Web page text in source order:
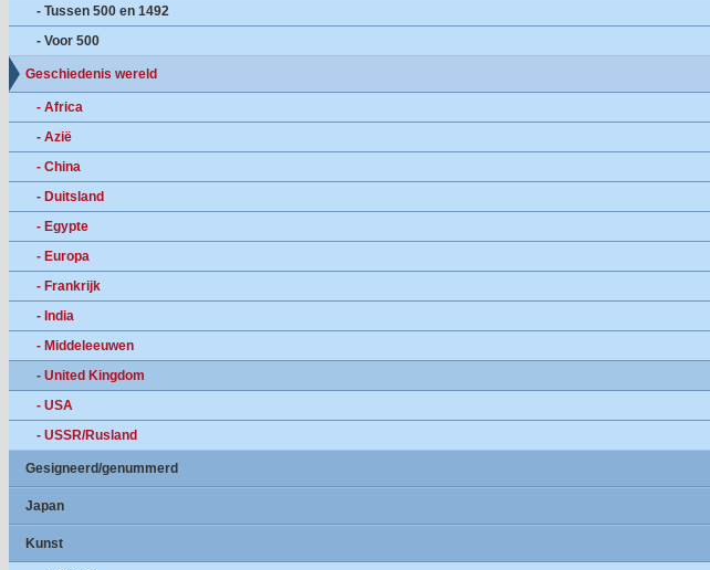
- Tussen 500 en 1492
- Voor 500
Geschiedenis wereld
- Africa
- Azië
- China
- Duitsland
- Egypte
- Europa
- Frankrijk
- India
- Middeleeuwen
- United Kingdom
- USA
- USSR/Rusland
Gesigneerd/genummerd
Japan
Kunst